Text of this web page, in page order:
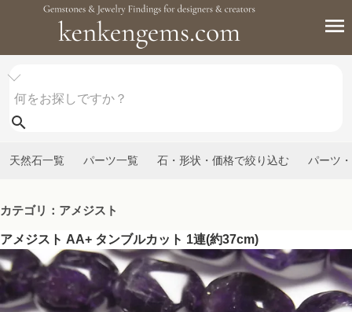
天然石一覧 パーツ一覧 石・形状・価格で絞り込む パーツ
カテゴリ：アメジスト
アメジスト AA+ タンブルカット 1連(約37cm)